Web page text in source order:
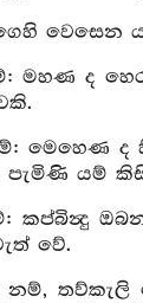
වෙසෙන
මහණ ද
මෙහෙණ ද
පැමිණි යම්
කප්බින්‍දු
වේ.
නම්,